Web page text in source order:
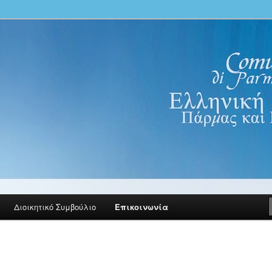
di Parma e Reggio Emilia.
Πάρμας και Ρέτζιο
Διοικητικό Συμβούλιο Επικοινωνία